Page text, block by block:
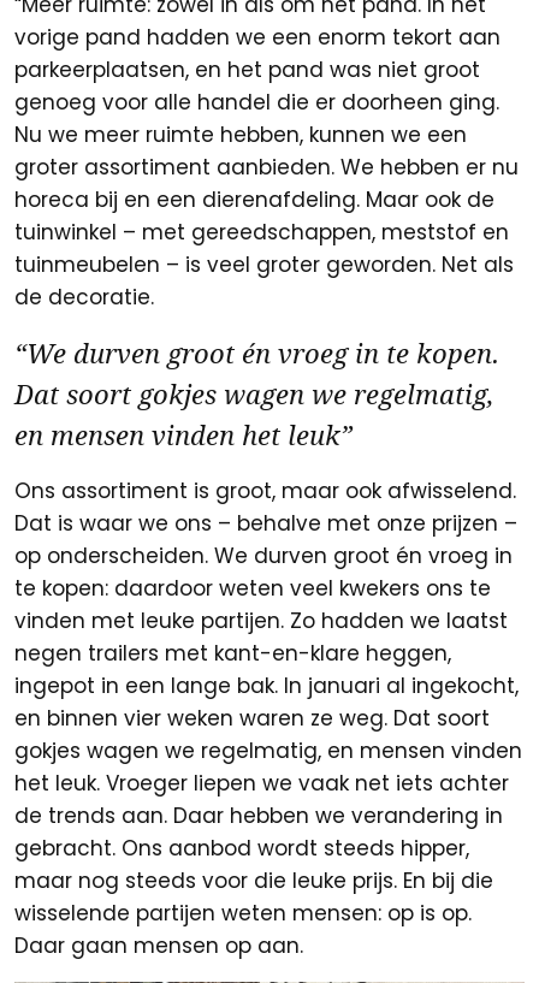
vorige pand hadden we een enorm tekort aan
parkeerplaatsen, en het pand was niet groot
genoeg voor alle handel die er doorheen ging.
Nu we meer ruimte hebben, kunnen we een
groter assortiment aanbieden. We hebben er nu
horeca bij en een dierenafdeling. Maar ook de
tuinwinkel – met gereedschappen, meststof en
tuinmeubelen – is veel groter geworden. Net als
de decoratie.
“We durven groot én vroeg in te kopen.
Dat soort gokjes wagen we regelmatig,
en mensen vinden het leuk”
Ons assortiment is groot, maar ook afwisselend.
Dat is waar we ons – behalve met onze prijzen –
op onderscheiden. We durven groot én vroeg in
te kopen: daardoor weten veel kwekers ons te
vinden met leuke partijen. Zo hadden we laatst
negen trailers met kant-en-klare heggen,
ingepot in een lange bak. In januari al ingekocht,
en binnen vier weken waren ze weg. Dat soort
gokjes wagen we regelmatig, en mensen vinden
het leuk. Vroeger liepen we vaak net iets achter
de trends aan. Daar hebben we verandering in
gebracht. Ons aanbod wordt steeds hipper,
maar nog steeds voor die leuke prijs. En bij die
wisselende partijen weten mensen: op is op.
Daar gaan mensen op aan.